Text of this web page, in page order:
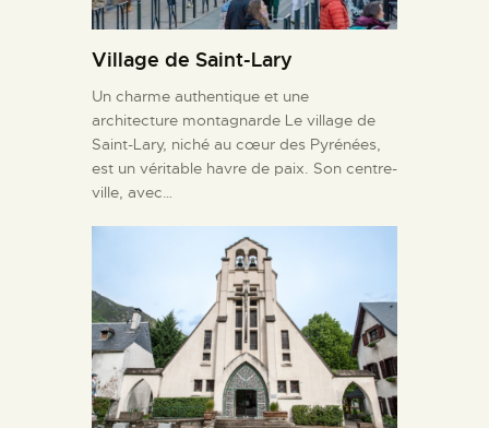
Village de Saint-Lary
Un charme authentique et une
architecture montagnarde Le village de
Saint-Lary, niché au cœur des Pyrénées,
est un véritable havre de paix. Son centre-
ville, avec…